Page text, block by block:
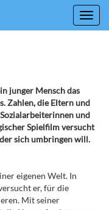
junger Mensch das
Zahlen, die Eltern und
und
Spielfilm versucht
sich umbringen will.
eigenen Welt. In
er, für die
Mit seiner